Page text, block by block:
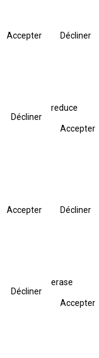
Accepter Décliner
Décliner
reduce
Accepter
Accepter Décliner
Décliner
erase
Accepter